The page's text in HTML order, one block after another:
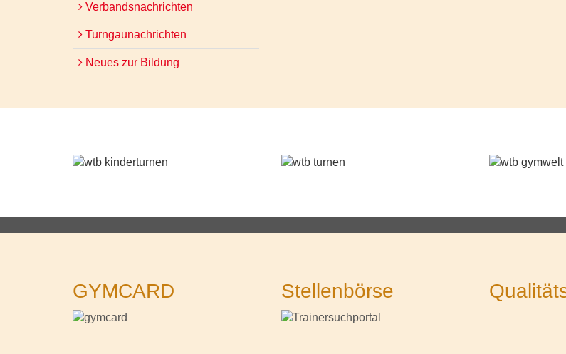
Verbandsnachrichten
Turngaunachrichten
Neues zur Bildung
GYMCARD Stellenbörse